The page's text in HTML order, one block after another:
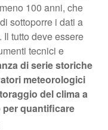
100 anni, che
sottoporre i dati a
tutto deve essere
tecnici e
di serie storiche
meteorologici
del clima a
per quantificare